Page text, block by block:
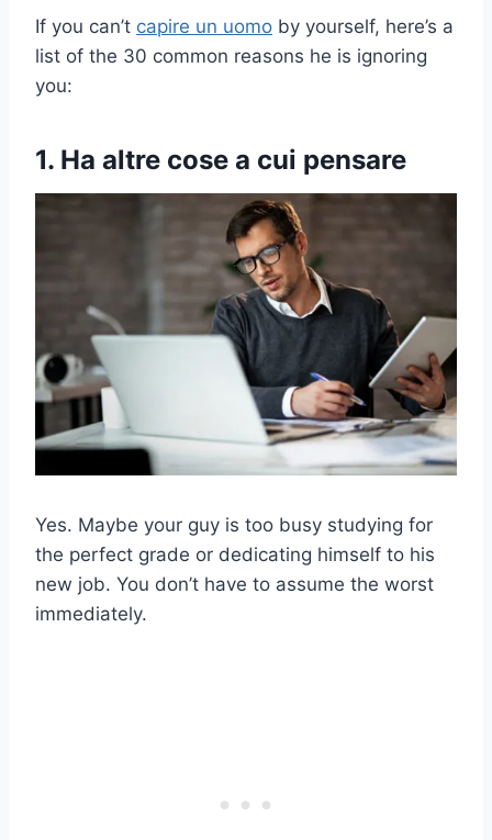
If you can’t capire un uomo by yourself, here’s a
list of the 30 common reasons he is ignoring
you:
1. Ha altre cose a cui pensare
Yes. Maybe your guy is too busy studying for
the perfect grade or dedicating himself to his
new job. You don’t have to assume the worst
immediately.